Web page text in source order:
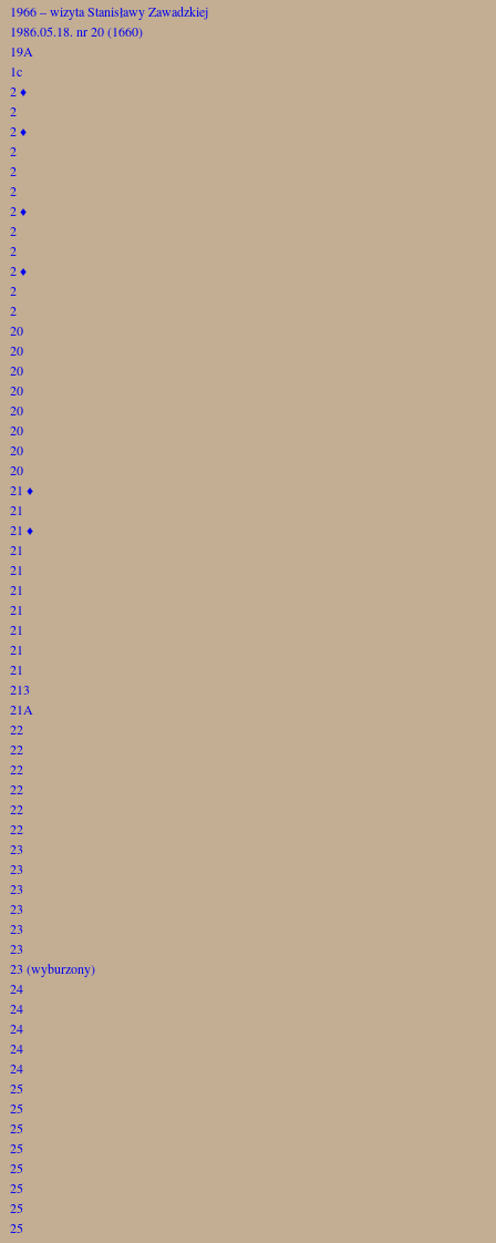
1966 – wizyta Stanisławy Zawadzkiej
1986.05.18. nr 20 (1660)
19A
1c
2♦
2
2♦
2
2
2
2♦
2
2
2♦
2
2
20
20
20
20
20
20
20
20
21 ♦
21
21 ♦
21
21
21
21
21
21
21
213
21A
22
22
22
22
22
22
23
23
23
23
23
23
23 (wyburzony)
24
24
24
24
24
25
25
25
25
25
25
25
25